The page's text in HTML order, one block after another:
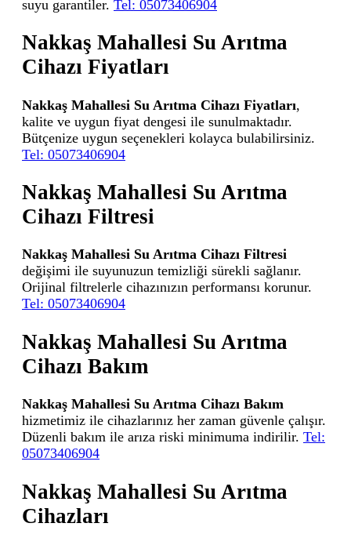
suyu garantiler. Tel: 05073406904
Nakkaş Mahallesi Su Arıtma
Cihazı Fiyatları
Nakkaş Mahallesi Su Arıtma Cihazı Fiyatları,
kalite ve uygun fiyat dengesi ile sunulmaktadır.
Bütçenize uygun seçenekleri kolayca bulabilirsiniz.
Tel: 05073406904
Nakkaş Mahallesi Su Arıtma
Cihazı Filtresi
Nakkaş Mahallesi Su Arıtma Cihazı Filtresi
değişimi ile suyunuzun temizliği sürekli sağlanır.
Orijinal filtrelerle cihazınızın performansı korunur.
Tel: 05073406904
Nakkaş Mahallesi Su Arıtma
Cihazı Bakım
Nakkaş Mahallesi Su Arıtma Cihazı Bakım
hizmetimiz ile cihazlarınız her zaman güvenle çalışır.
Düzenli bakım ile arıza riski minimuma indirilir. Tel:
05073406904
Nakkaş Mahallesi Su Arıtma
Cihazları